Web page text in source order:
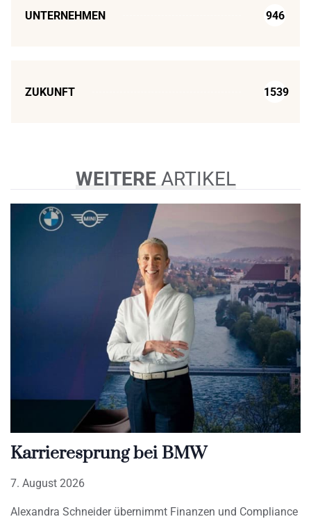
UNTERNEHMEN 946
ZUKUNFT 1539
WEITEREARTIKEL
Karrieresprung bei BMW
7. August 2026
Alexandra Schneider übernimmt Finanzen und Compliance